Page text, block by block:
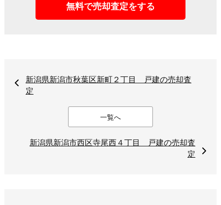
無料で売却査定をする
新潟県新潟市秋葉区新町２丁⽬ 戸建の売却査
定
一覧へ
新潟県新潟市⻄区寺尾⻄４丁⽬ 戸建の売却査
定